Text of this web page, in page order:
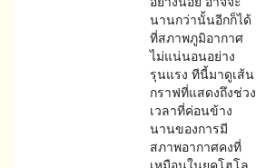
นานกว่านั้นอีกก็ได้
ที่สภาพภูมิอากาศ
ไม่แน่นอนอย่าง
รุนแรง ทีนี้มาดูเส้น
กราฟที่แสดงถึงช่วง
เวลาที่ค่อนข้าง
นานของการมี
สภาพอากาศคงที่